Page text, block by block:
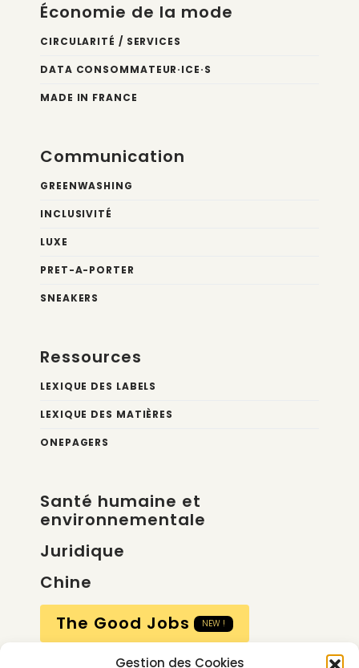
Gestion des Cookies
Économie de la mode
CIRCULARITÉ / SERVICES
DATA CONSOMMATEUR·ICE·S
MADE IN FRANCE
Communication
GREENWASHING
INCLUSIVITÉ
LUXE
PRET-A-PORTER
SNEAKERS
Ressources
LEXIQUE DES LABELS
LEXIQUE DES MATIÈRES
ONEPAGERS
Santé humaine et
environnementale
Juridique
Chine
The Good Jobs
NEW !